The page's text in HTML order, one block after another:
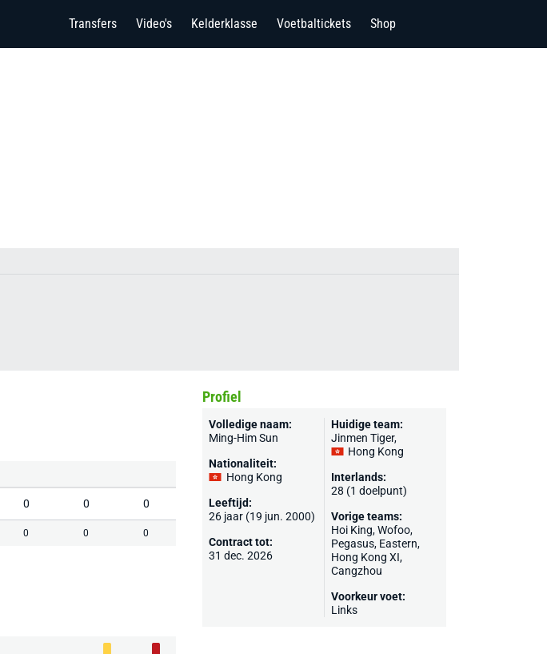
Transfers Video's Kelderklasse Voetbaltickets Shop
0 0 0
0 0 0
Profiel
Volledige naam:
Ming-Him Sun
Nationaliteit:
Hong Kong
Leeftijd:
26 jaar (19 jun. 2000)
Contract tot:
31 dec. 2026
Huidige team:
Jinmen Tiger,
Hong Kong
Interlands:
28 (1 doelpunt)
Vorige teams:
Hoi King, Wofoo,
Pegasus, Eastern,
Hong Kong XI,
Cangzhou
Voorkeur voet:
Links